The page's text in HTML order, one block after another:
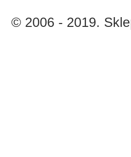
© 2006 - 2019.